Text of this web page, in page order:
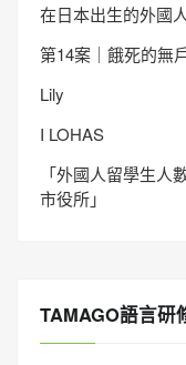
在日本出生的外國
第14案｜餓死的無
Lily
I LOHAS
「外國人留學生人
市役所」
TAMAGO語言研